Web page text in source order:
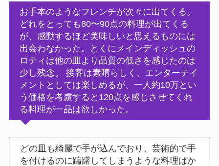
お手本のようなフレンチが次々に出てくる。
どれをとっても80〜90点の料理が出てくる
が、感動するほど美味しいと思えるものには
出会わなかった。とくにメインディッシュの
ロティは他の皿より品質の低さを感じたのは
少し残念。 接客は素晴らしく、エンターテイ
メントとしては楽しめるが、一人約10万とい
う価格を考慮すると120点を感じさせてくれ
る料理が一品は欲しかった。
どの皿も綺麗で手が込んでおり、芸術的で手
を付けるのに躊躇してしまうような料理ばか